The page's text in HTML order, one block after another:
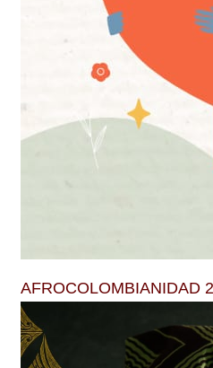
AFROCOLOMBIANIDAD